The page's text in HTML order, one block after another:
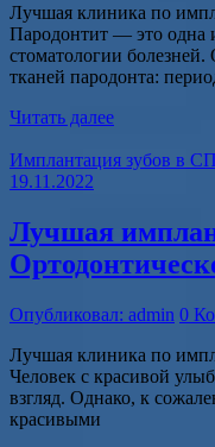
Лучшая клиника по
Пародонтит — это одна
стоматологии болезней.
тканей пародонта:
Читать далее
Имплантация зубов в
19.11.2022
Лучшая
Опубликовал: admin 0
Лучшая клиника по
Человек с красивой
взгляд. Однако, к
красивыми